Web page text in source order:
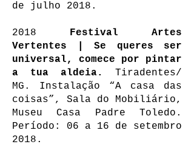
de julho 2018.
2018 Festival Artes
Vertentes | Se queres ser
universal, comece por pintar
a tua aldeia.
Tiradentes/
MG. Instalação “A casa das
coisas”, Sala do Mobiliário,
Museu Casa Padre Toledo.
Período: 06 a 16 de setembro
2018.